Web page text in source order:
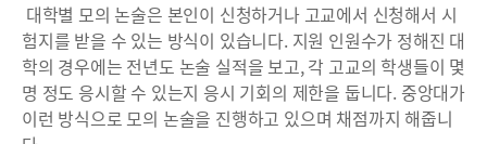
대학별 모의 논술은 본인이 신청하거나 고교에서 신청해서 시
험지를 받을 수 있는 방식이 있습니다. 지원 인원수가 정해진 대
학의 경우에는 전년도 논술 실적을 보고, 각 고교의 학생들이 몇
명 정도 응시할 수 있는지 응시 기회의 제한을 둡니다. 중앙대가
이런 방식으로 모의 논술을 진행하고 있으며 채점까지 해줍니